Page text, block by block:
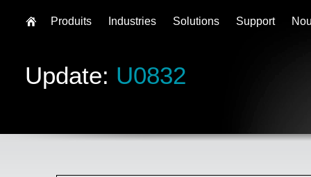
Update: U0832
Produits Industries Solutions Support